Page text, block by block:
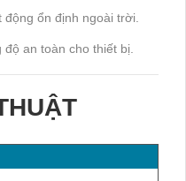
ổn định ngoài trời.
an toàn cho thiết bị.